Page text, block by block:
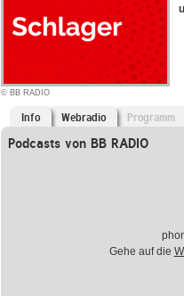
© BB RADIO
Info Webradio Programm
Podcasts von BB RADIO
Gehe auf die